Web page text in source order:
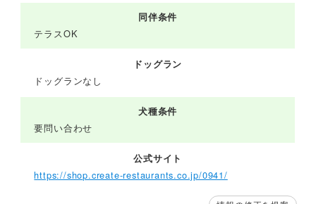
同伴条件
テラスOK
ドッグラン
ドッグランなし
犬種条件
要問い合わせ
公式サイト
https://shop.create-restaurants.co.jp/0941/